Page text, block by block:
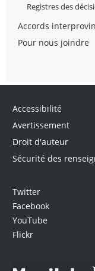
Registres des
Accords
Pour nous joindre
Accessibilité
Avertissement
Droit d'auteur
Sécurité des
Twitter
Facebook
YouTube
Flickr